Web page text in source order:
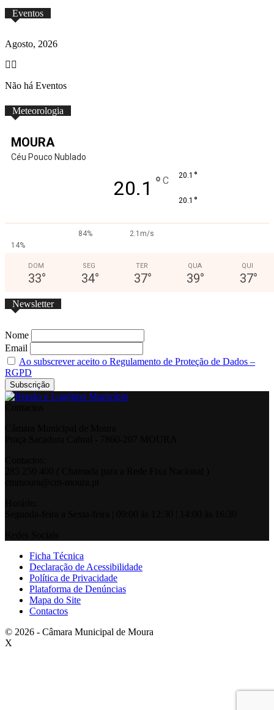
Eventos
Agosto, 2026
Não há Eventos
Meteorologia
MOURA
Céu Pouco Nublado
20.1 ° C 20.1 °
20.1 °
84%
2.1m/s
14%
DOM
33°
SEG
34°
TER
37°
QUA
39°
QUI
37°
Newsletter
Nome
Email
Ao subscrever aceito o Regulamento de Proteção de Dados –
RGPD
Ficha Técnica
Declaração de Acessibilidade
Política de Privacidade
Plataforma de Denúncias
Mapa do Site
Contactos
© 2026 - Câmara Municipal de Moura
X